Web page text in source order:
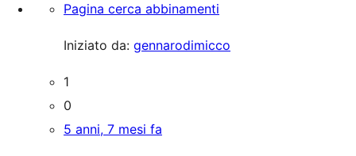
Pagina cerca abbinamenti
Iniziato da: gennarodimicco
1
0
5 anni, 7 mesi fa